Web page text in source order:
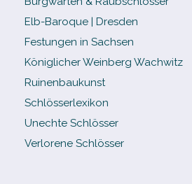
Elb-​Baroque | Dresden
Festungen in Sachsen
Königlicher Weinberg Wachwitz
Ruinenbaukunst
Schlösserlexikon
Unechte Schlösser
Verlorene Schlösser